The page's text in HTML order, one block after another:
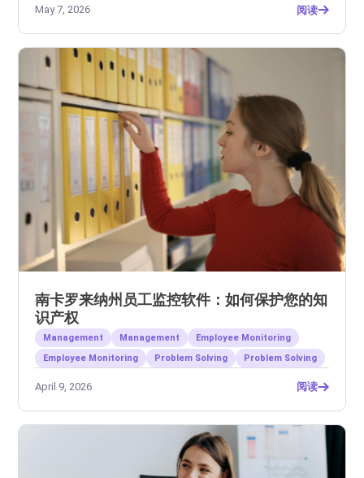
May 7, 2026 阅读
南卡罗来纳州员工监控软件：如何保护您的知
识产权
Management Management
Employee Monitoring
Employee Monitoring
Problem Solving Problem Solving
April 9, 2026 阅读